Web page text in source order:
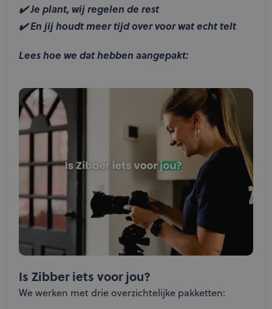
✔️ Je plant, wij regelen de rest
✔️ En jij houdt meer tijd over voor wat echt telt
Lees hoe we dat hebben aangepakt:
Is Zibber iets voor jou?
We werken met drie overzichtelijke pakketten: